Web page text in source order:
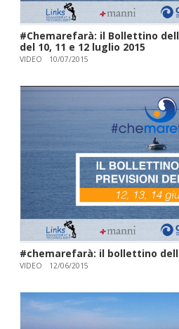
#Chemarefarà: il Bollettino
del 10, 11 e 12 luglio 2015
VIDEO 10/07/2015
#chemarefarà: il bollettino
VIDEO 12/06/2015